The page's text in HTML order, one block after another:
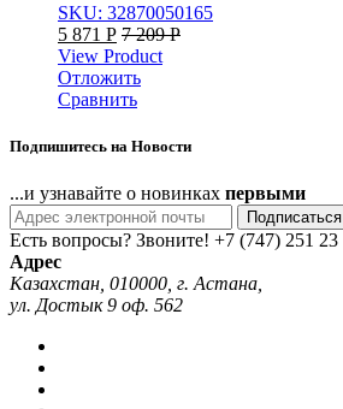
SKU: 32870050165
5 871 Р 7 209Р
View Product
Отложить
Сравнить
Подпишитесь на Новости
...и узнавайте о новинках первыми
Подписаться
Есть вопросы? Звоните! +7 (747) 251 23
Адрес
Казахстан, 010000, г. Астана,
ул. Достык 9 оф. 562